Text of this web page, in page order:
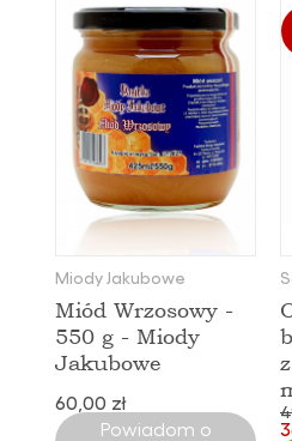
Miody Jakubowe
Miód Wrzosowy -
550 g - Miody
Jakubowe
60,00 zł
Powiadom o